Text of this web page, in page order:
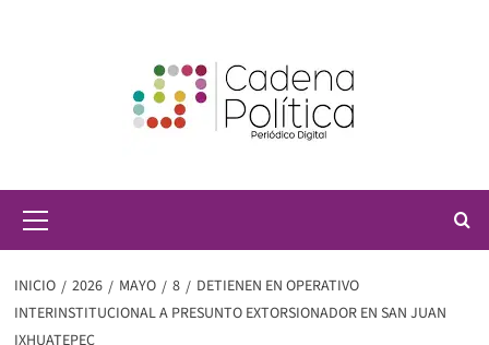
principal
INICIO 2026 MAYO 8
DETIENEN EN OPERATIVO
INTERINSTITUCIONAL A PRESUNTO EXTORSIONADOR EN SAN JUAN
IXHUATEPEC